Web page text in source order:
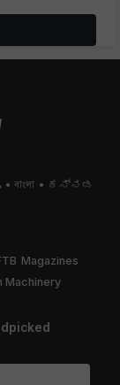
বাংলা
ಕನ್ನಡ
Magazines
Machinery